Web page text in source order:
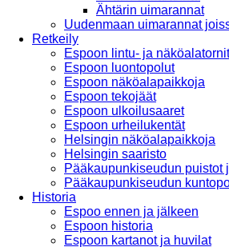
Ähtärin uimarannat
Uudenmaan uimarannat
Retkeily
Espoon lintu- ja näköalatornit
Espoon luontopolut
Espoon näköalapaikkoja
Espoon tekojäät
Espoon ulkoilusaaret
Espoon urheilukentät
Helsingin näköalapaikkoja
Helsingin saaristo
Pääkaupunkiseudun puistot
Pääkaupunkiseudun
Historia
Espoo ennen ja jälkeen
Espoon historia
Espoon kartanot ja huvilat